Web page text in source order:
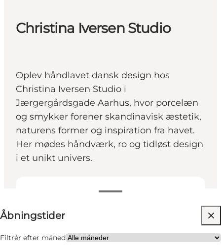
Christina Iversen Studio
Oplev håndlavet dansk design hos
Christina Iversen Studio i
Jærgergårdsgade Aarhus, hvor porcelæn
og smykker forener skandinavisk æstetik,
naturens former og inspiration fra havet.
Her mødes håndværk, ro og tidløst design
i et unikt univers.
Åbningstider
Filtrér efter måned
Besøg hjemmeside